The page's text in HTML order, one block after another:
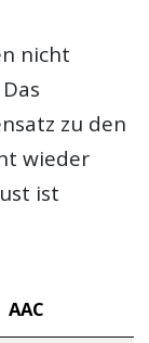
nicht
zu den
wieder
ist
AAC